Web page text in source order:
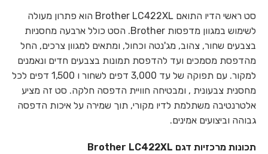
סט ראשי הדיו התואם Brother LC422XL הוא פתרון מעולה
לשימוש במגוון מדפסות Brother. הסט כולל ארבעה מחסניות
בצבעים שחור, צהוב, מג'נטה וכחול, ומתאים למגוון צרכים, החל
מהדפסת מסמכים ועד להדפסת תמונות בצבעים חדים ונאמנים
למקור. עם תפוקה של עד 3,000 דפים לשחור ו 1,500 דפים לכל
מחסנית צבעונית , ומבטיחה חוויית הדפסה חלקה. סט זה מציע
אלטרנטיבה משתלמת לדיו מקורי, תוך שמירה על איכות הדפסה
גבוהה וביצועים אמינים.
תכונות מרכזיות דגם Brother LC422XL